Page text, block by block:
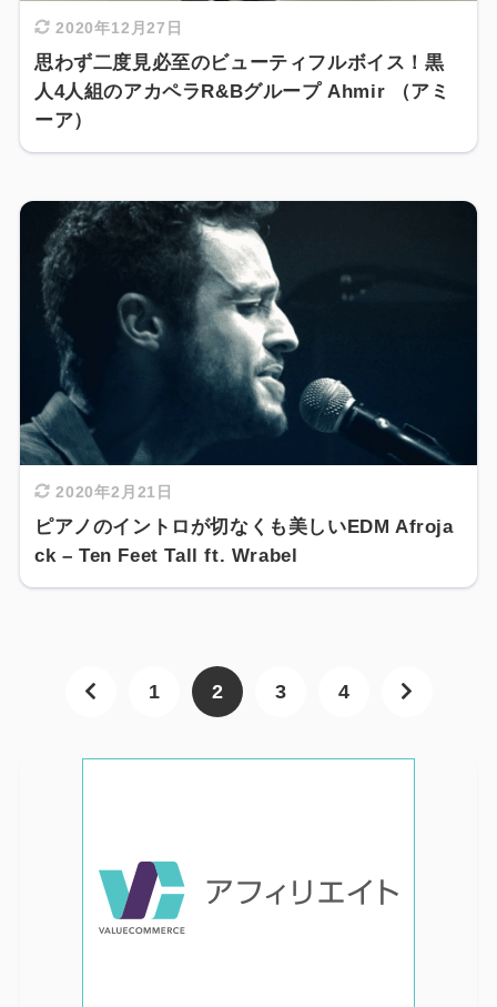
2020年12月27日
思わず二度見必至のビューティフルボイス！黒
人4人組のアカペラR&Bグループ Ahmir （アミ
ーア）
2020年2月21日
ピアノのイントロが切なくも美しいEDM Afroja
ck – Ten Feet Tall ft. Wrabel
1 2 3 4